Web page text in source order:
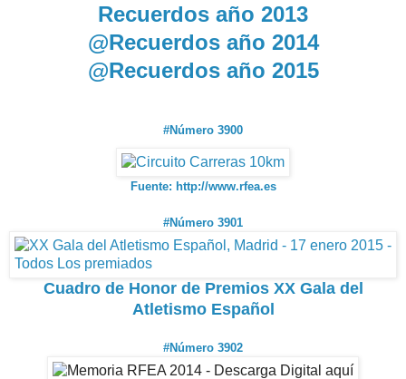
Recuerdos año 2013
@Recuerdos año 2014
@Recuerdos año 2015
#Número 3900
Fuente: http://www.rfea.es
#Número 3901
Cuadro de Honor de Premios XX Gala del
Atletismo Español
#Número 3902